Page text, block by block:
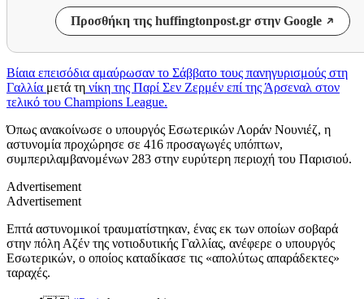
Προσθήκη της huffingtonpost.gr στην Google
Βίαια επεισόδια αμαύρωσαν το Σάββατο τους πανηγυρισμούς στη
Γαλλία μετά τη νίκη της Παρί Σεν Ζερμέν επί της Άρσεναλ στον
τελικό του Champions League.
Όπως ανακοίνωσε ο υπουργός Εσωτερικών Λοράν Νουνιέζ, η
αστυνομία προχώρησε σε 416 προσαγωγές υπόπτων,
συμπεριλαμβανομένων 283 στην ευρύτερη περιοχή του Παρισιού.
Advertisement
Advertisement
Επτά αστυνομικοί τραυματίστηκαν, ένας εκ των οποίων σοβαρά
στην πόλη Αζέν της νοτιοδυτικής Γαλλίας, ανέφερε ο υπουργός
Εσωτερικών, ο οποίος καταδίκασε τις «απολύτως απαράδεκτες»
ταραχές.